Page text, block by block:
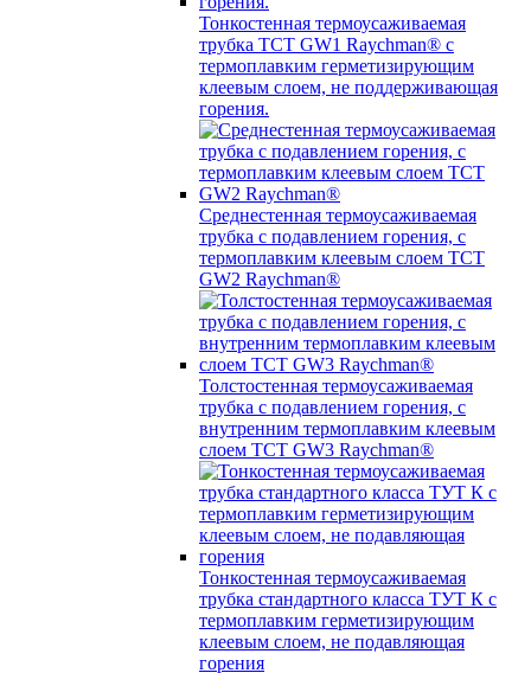
Тонкостенная термоусаживаемая
трубка TCT GW1 Raychman® с
термоплавким герметизирующим
клеевым слоем, не поддерживающая
горения.
Среднестенная термоусаживаемая
трубка c подавлением горения, с
термоплавким клеевым слоем TCT
GW2 Raychman®
Толстостенная термоусаживаемая
трубка c подавлением горения, с
внутренним термоплавким клеевым
слоем TCT GW3 Raychman®
Тонкостенная термоусаживаемая
трубка стандартного класса ТУТ К с
термоплавким герметизирующим
клеевым слоем, не подавляющая
горения